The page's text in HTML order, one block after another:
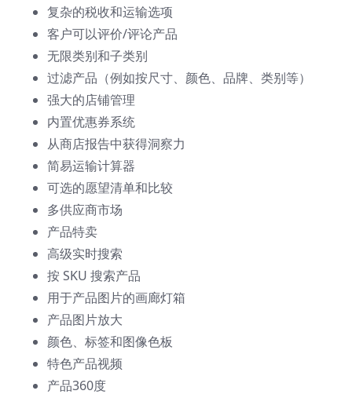
复杂的税收和运输选项
客户可以评价/评论产品
无限类别和子类别
过滤产品（例如按尺寸、颜色、品牌、类别等）
强大的店铺管理
内置优惠券系统
从商店报告中获得洞察力
简易运输计算器
可选的愿望清单和比较
多供应商市场
产品特卖
高级实时搜索
按 SKU 搜索产品
用于产品图片的画廊灯箱
产品图片放大
颜色、标签和图像色板
特色产品视频
产品360度